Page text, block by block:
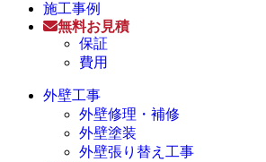
施工事例
無料お見積
保証
費用
外壁工事
外壁修理・補修
外壁塗装
外壁張り替え工事